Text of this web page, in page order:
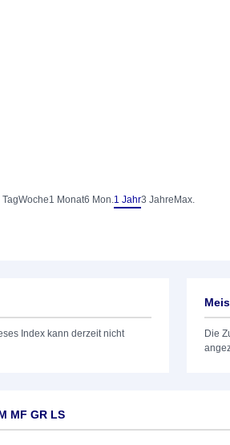
TagWoche1 Monat6 Mon.1 Jahr3 Jahre Max.
Index kann derzeit nicht
Die
MF GR LS